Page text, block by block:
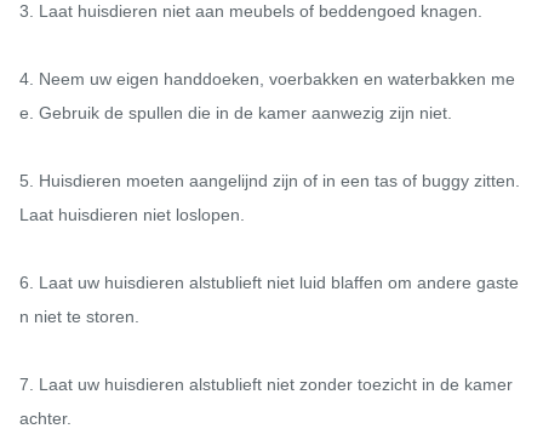
3. Laat huisdieren niet aan meubels of beddengoed knagen.
4. Neem uw eigen handdoeken, voerbakken en waterbakken me
e. Gebruik de spullen die in de kamer aanwezig zijn niet.
5. Huisdieren moeten aangelijnd zijn of in een tas of buggy zitten.
Laat huisdieren niet loslopen.
6. Laat uw huisdieren alstublieft niet luid blaffen om andere gaste
n niet te storen.
7. Laat uw huisdieren alstublieft niet zonder toezicht in de kamer
achter.